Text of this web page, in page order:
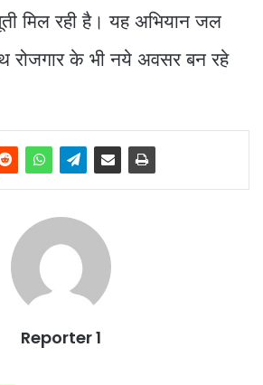
मिल रही है। यह अभियान जल
रोजगार के भी नये अवसर बन रहे
Reporter 1